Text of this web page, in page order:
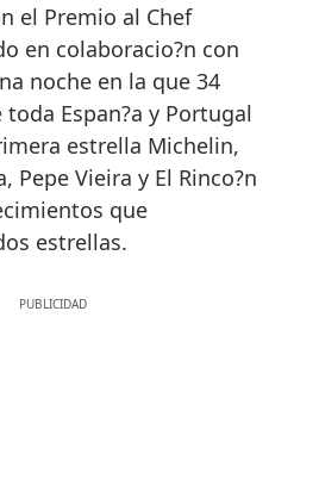
el Premio al Chef
en colaboracio?n con
noche en la que 34
Espan?a y Portugal
estrella Michelin,
Pepe Vieira y El Rinco?n
que
estrellas.